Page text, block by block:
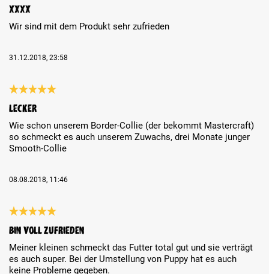
Xxxx
Wir sind mit dem Produkt sehr zufrieden
31.12.2018, 23:58
Lecker
Wie schon unserem Border-Collie (der bekommt Mastercraft)
so schmeckt es auch unserem Zuwachs, drei Monate junger
Smooth-Collie
08.08.2018, 11:46
Bin voll Zufrieden
Meiner kleinen schmeckt das Futter total gut und sie verträgt
es auch super. Bei der Umstellung von Puppy hat es auch
keine Probleme gegeben.